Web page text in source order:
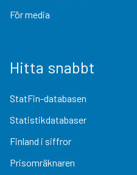
För media
Hitta snabbt
StatFin-databasen
Statistikdatabaser
Finland i siffror
Prisomräknaren